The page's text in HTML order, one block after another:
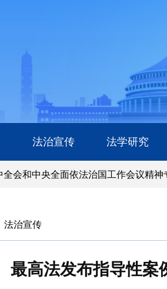
法治宣传 法学研究
和中央全面依法治国工作会议精神专
法治宣传
最高法发布指导性案